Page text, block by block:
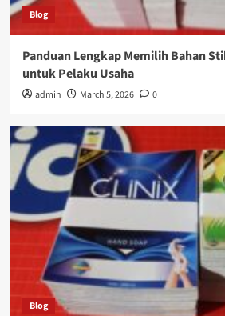
Blog
Panduan Lengkap Memilih Bahan
untuk Pelaku Usaha
admin March 5, 2026 0
Blog